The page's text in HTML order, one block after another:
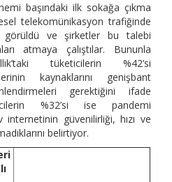
başındaki ilk sokağa çıkma
telekomünikasyon trafiğinde
görüldü ve şirketler bu talebi
atmaya çalıştılar. Bununla
tüketicilerin %42’si
kaynaklarını genişbant
gerektiğini ifade
%32’si ise pandemi
internetinin güvenilirliği, hızı ve
belirtiyor.